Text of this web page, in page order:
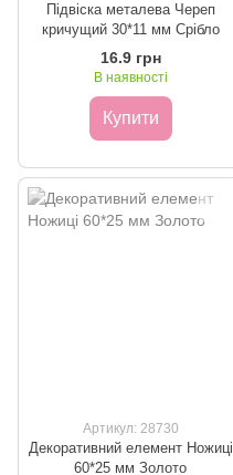
Підвіска металева Череп
кричущий 30*11 мм Срібло
16.9 грн
В наявності
Купити
Артикул: 28730
Декоративний елемент Ножиці
60*25 мм Золото